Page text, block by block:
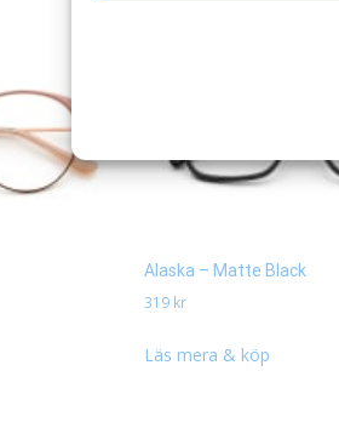
Alaska – Matte Black
319 kr
Läs mera & köp